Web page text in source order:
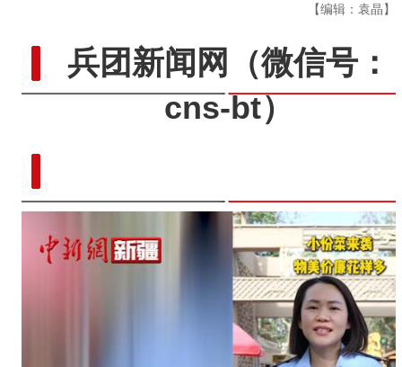
【编辑：袁晶】
兵团新闻网
（微信号：
cns-bt）